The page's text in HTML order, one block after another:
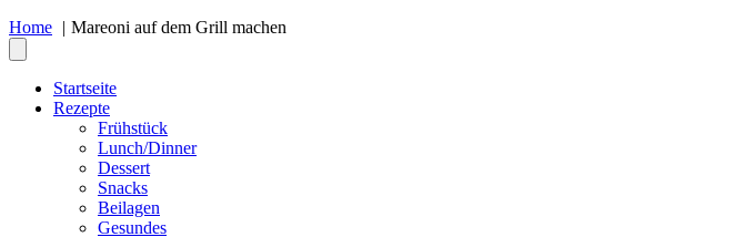
Home
Mareoni auf dem Grill machen
Startseite
Rezepte
Frühstück
Lunch/Dinner
Dessert
Snacks
Beilagen
Gesundes